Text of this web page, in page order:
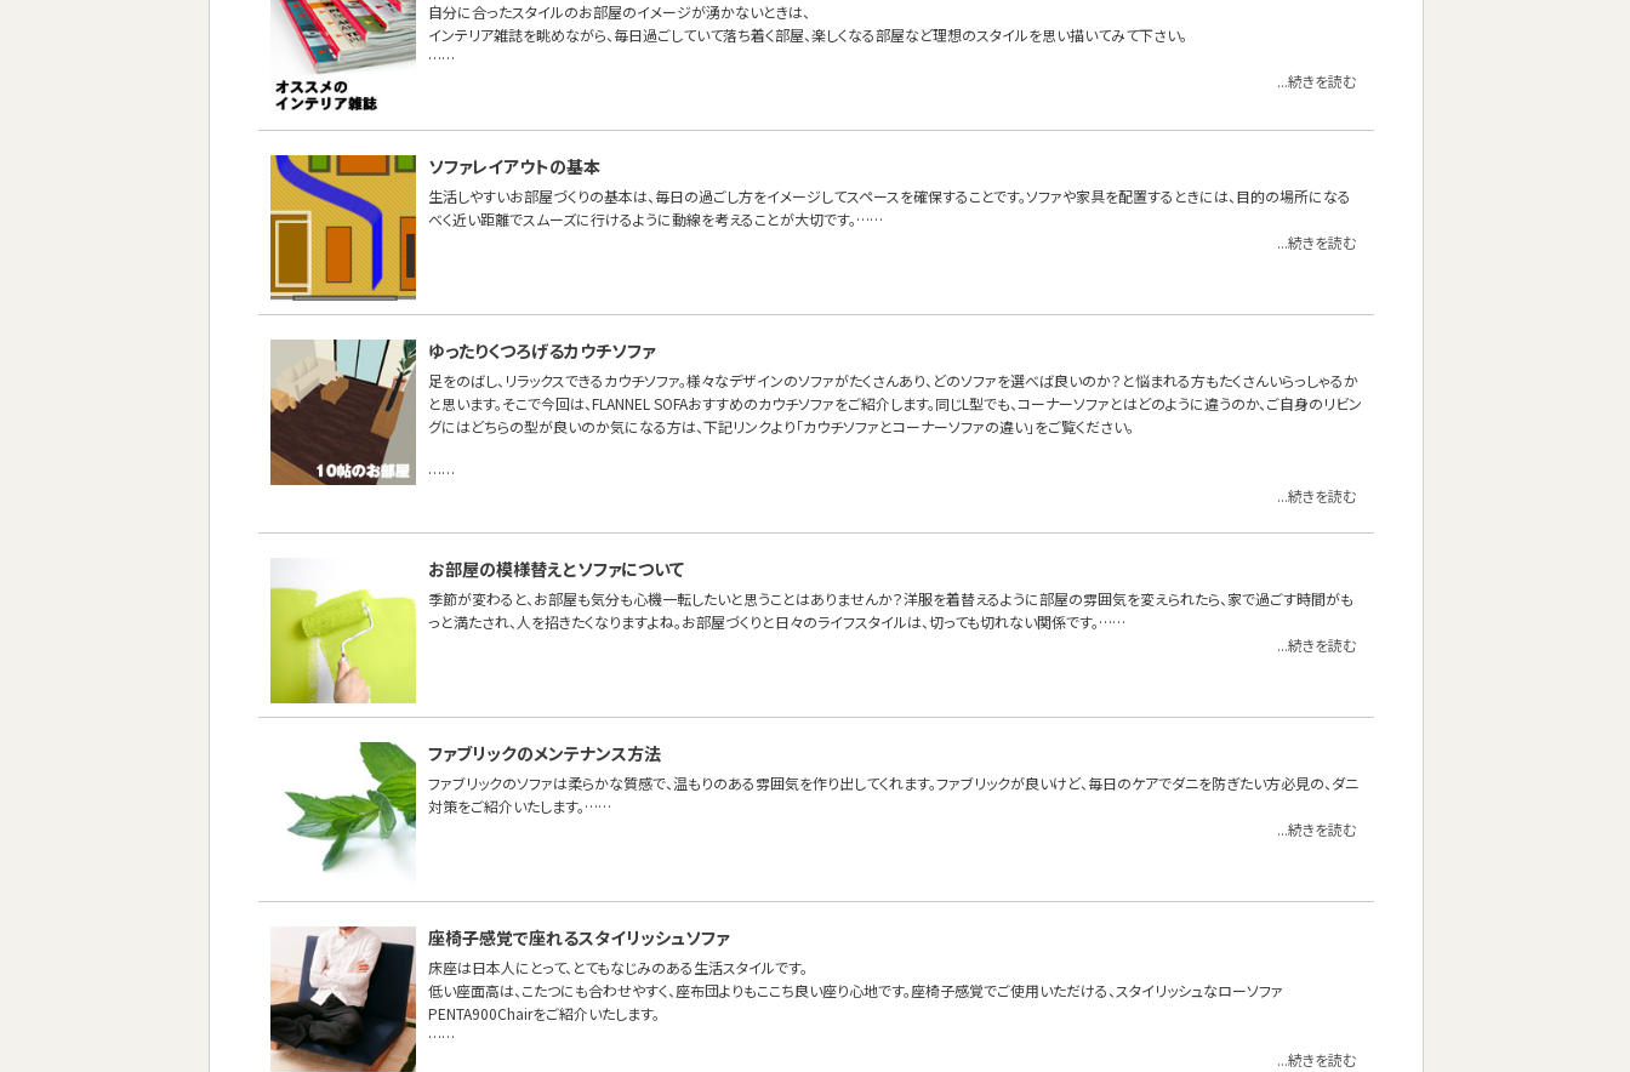
自分に合ったスタイルのお部屋のイメージが湧かないときは、
インテリア雑誌を眺めながら、毎日過ごしていて落ち着く部屋、楽しくなる部屋など理想のスタイルを思い描いてみて下さい。
……
...続きを読む
ソファレイアウトの基本
生活しやすいお部屋づくりの基本は、毎日の過ごし方をイメージしてスペースを確保することです。ソファや家具を配置するときには、目的の場所になる
べく近い距離でスムーズに行けるように動線を考えることが大切です。……
...続きを読む
ゆったりくつろげるカウチソファ
足をのばし、リラックスできるカウチソファ。様々なデザインのソファがたくさんあり、どのソファを選べば良いのか？と悩まれる方もたくさんいらっしゃるか
と思います。そこで今回は、FLANNEL SOFAおすすめのカウチソファをご紹介します。同じL型でも、コーナーソファとはどのように違うのか、ご自身のリビン
グにはどちらの型が良いのか気になる方は、下記リンクより「カウチソファとコーナーソファの違い」をご覧ください。
……
...続きを読む
お部屋の模様替えとソファについて
季節が変わると、お部屋も気分も心機一転したいと思うことはありませんか？洋服を着替えるように部屋の雰囲気を変えられたら、家で過ごす時間がも
っと満たされ、人を招きたくなりますよね。お部屋づくりと日々のライフスタイルは、切っても切れない関係です。……
...続きを読む
ファブリックのメンテナンス方法
ファブリックのソファは柔らかな質感で、温もりのある雰囲気を作り出してくれます。ファブリックが良いけど、毎日のケアでダニを防ぎたい方必見の、ダニ
対策をご紹介いたします。……
...続きを読む
座椅子感覚で座れるスタイリッシュソファ
床座は日本人にとって、とてもなじみのある生活スタイルです。
低い座面高は、こたつにも合わせやすく、座布団よりもここち良い座り心地です。座椅子感覚でご使用いただける、スタイリッシュなローソファ
PENTA900Chairをご紹介いたします。
……
...続きを読む